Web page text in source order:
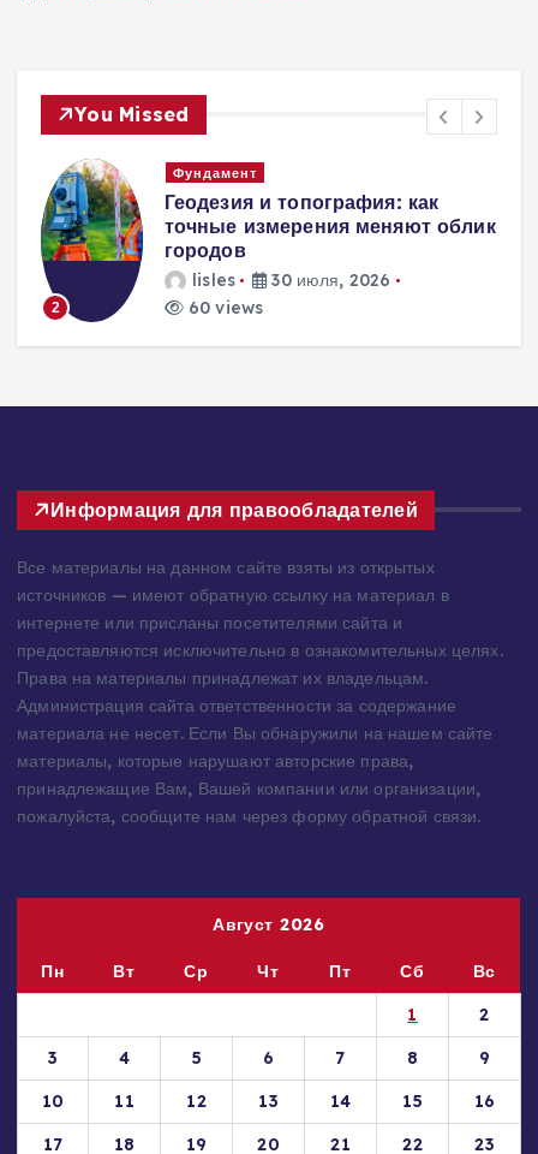
You Missed
Вентиляция
Вентиляция
энергоэффективного дома:
современные инженерные
решения для пассивного
домостроения
Информация для правообладателей
Все материалы на данном сайте взяты из открытых
источников — имеют обратную ссылку на материал в
интернете или присланы посетителями сайта и
предоставляются исключительно в ознакомительных целях.
Права на материалы принадлежат их владельцам.
Администрация сайта ответственности за содержание
материала не несет. Если Вы обнаружили на нашем сайте
материалы, которые нарушают авторские права,
Август 2026
Сб
Вс
1
2
3
4 5 6 7 8
9
10
11 12 13 14 15
16